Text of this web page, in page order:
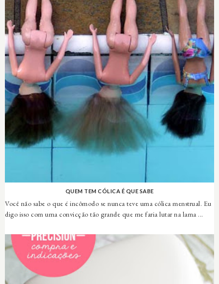
QUEM TEM CÓLICA É QUE SABE
Você não sabe o que é incômodo se nunca teve uma cólica menstrual. Eu
digo isso com uma convicção tão grande que me faria lutar na lama ...